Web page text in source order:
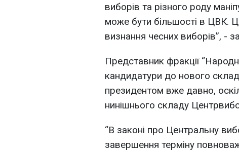
виборів та різного роду
може бути більшості в ЦВК.
визнання чесних виборів”, -
Представник фракції
кандидатури до нового
президентом вже давно,
нинішнього складу
“В законі про Центральну
завершення терміну